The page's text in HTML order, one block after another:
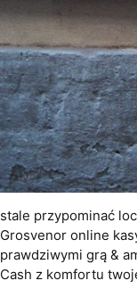
stale przypominać
Grosvenor online
prawdziwymi grą &
Cash z komfortu